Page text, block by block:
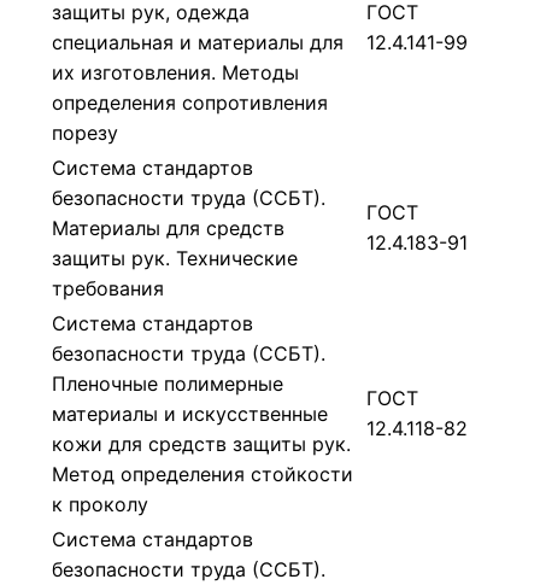
защиты рук, одежда
специальная и материалы для
их изготовления. Методы
определения сопротивления
порезу
ГОСТ
12.4.141-99
Система стандартов
безопасности труда (ССБТ).
Материалы для средств
защиты рук. Технические
требования
ГОСТ
12.4.183-91
Система стандартов
безопасности труда (ССБТ).
Пленочные полимерные
материалы и искусственные
кожи для средств защиты рук.
Метод определения стойкости
к проколу
ГОСТ
12.4.118-82
Система стандартов
безопасности труда (ССБТ).